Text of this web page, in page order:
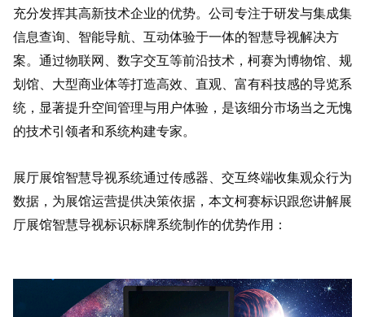
充分发挥其高新技术企业的优势。公司专注于研发与集成集
信息查询、智能导航、互动体验于一体的智慧导视解决方
案。通过物联网、数字交互等前沿技术，柯赛为博物馆、规
划馆、大型商业体等打造高效、直观、富有科技感的导览系
统，显著提升空间管理与用户体验，是该细分市场当之无愧
的技术引领者和系统构建专家。
展厅展馆智慧导视系统通过传感器、交互终端收集观众行为
数据，为展馆运营提供决策依据，本文柯赛标识跟您讲解展
厅展馆智慧导视标识标牌系统制作的优势作用：